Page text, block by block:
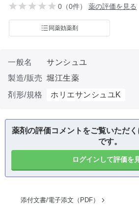
0（0件） 薬の評価を見る
同薬効薬剤
一般名
サンシュユ
製造/販売 堀江生薬
剤形/規格
ホリエサンシュユK
薬剤の評価コメントをご覧いただ
です。
ログインして評価を
添付文書/電子添文（PDF）